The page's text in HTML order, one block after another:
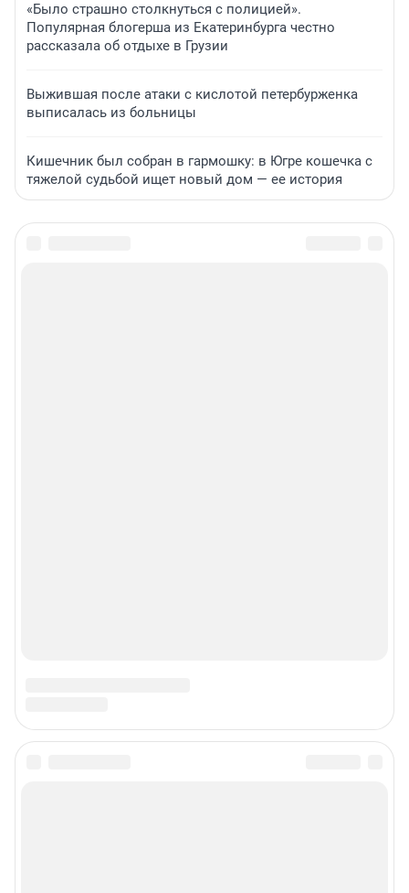
«Было страшно столкнуться с полицией».
Популярная блогерша из Екатеринбурга честно
рассказала об отдыхе в Грузии
Выжившая после атаки с кислотой петербурженка
выписалась из больницы
Кишечник был собран в гармошку: в Югре кошечка с
тяжелой судьбой ищет новый дом — ее история